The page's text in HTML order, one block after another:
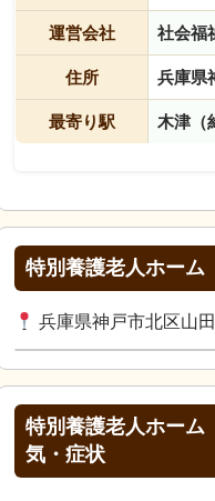
運営会社 社会福
住所 兵庫県
最寄り駅 木津（
特別養護老人ホー
兵庫県神戸市北区山
特別養護老人ホー
気・症状